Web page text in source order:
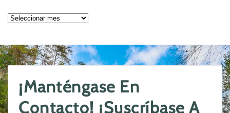
Archivos
¡Manténgase En
Contacto! ¡Suscríbase A